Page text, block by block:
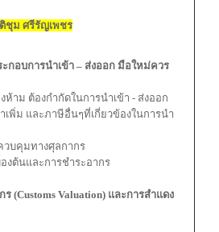
ชุม ศรีรัญเพชร
กอบการนำเข้า – ส่งออก มือใหม่ควร
าม ต้องกำกัดในการนำเข้า - ส่งออก
พิ่ม และภาษีอื่นๆที่เกี่ยวข้องในการนำ
วบคุมทางศุลกากร
งต้นและการชำระอากร
(Customs Valuation) และการสำแดง